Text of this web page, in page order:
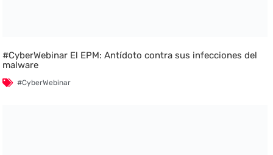
#CyberWebinar El EPM: Antídoto contra sus infecciones del
malware
#CyberWebinar